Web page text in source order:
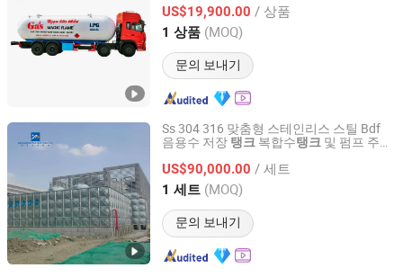
장탱크
US$19,900.00 / 상품
1 상품 (MOQ)
문의 보내기
Hubei, China 이후 2015
Ss 304 316 맞춤형 스테인리스 스틸 Bdf
음용수 저장 탱크 복합수탱크 및 펌프 주택
US$90,000.00 / 세트
1 세트 (MOQ)
문의 보내기
Jiangsu Mingxing Water Supply Equipment Co., Ltd
Jiangsu, China 이후 2026